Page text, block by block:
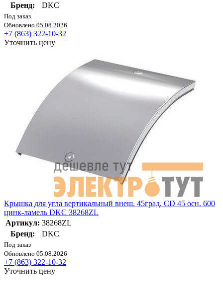
Бренд:
DKC
Под заказ
Обновлено 05.08.2026
+7 (863) 322-10-32
Уточнить цену
Крышка для угла вертикальный внеш. 45град. CD 45 осн. 600
цинк-ламель DKC 38268ZL
Артикул: 38268ZL
Бренд:
DKC
Под заказ
Обновлено 05.08.2026
+7 (863) 322-10-32
Уточнить цену